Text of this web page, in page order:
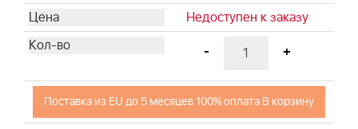
Недоступен к заказу
-
+
Поставка из EU до 5 месяцев 100% оплата В корзину